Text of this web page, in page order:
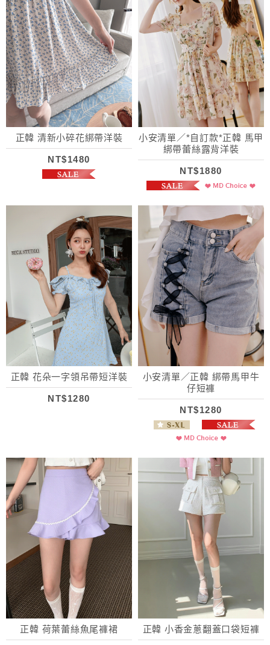
正韓 清新小碎花綁帶洋裝
NT$1480
小安清單／*自訂款*正韓 馬甲
綁帶蕾絲露背洋裝
NT$1880
正韓 花朵一字領吊帶短洋裝
NT$1280
小安清單／正韓 綁帶馬甲牛
仔短褲
NT$1280
正韓 荷葉蕾絲魚尾褲裙 正韓 小香金蔥翻蓋口袋短褲